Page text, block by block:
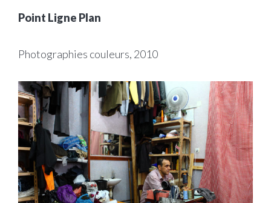
Point Ligne Plan
Photographies couleurs, 2010